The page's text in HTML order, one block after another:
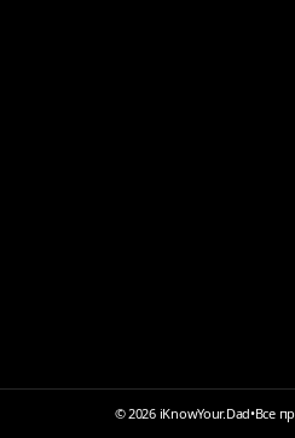
© 2026 iKnowYour.Dad•Все